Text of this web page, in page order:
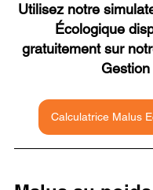
Utilisez notre
Écologique
gratuitement sur
Gestion
Calculatrice Malus